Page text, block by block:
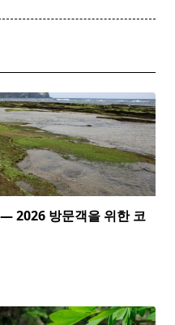
2026 방문객을 위한 코